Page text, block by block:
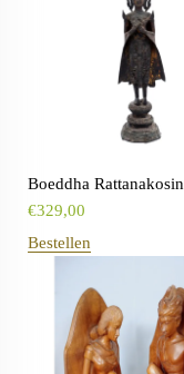
Boeddha Rattanakosin
€329,00
Bestellen